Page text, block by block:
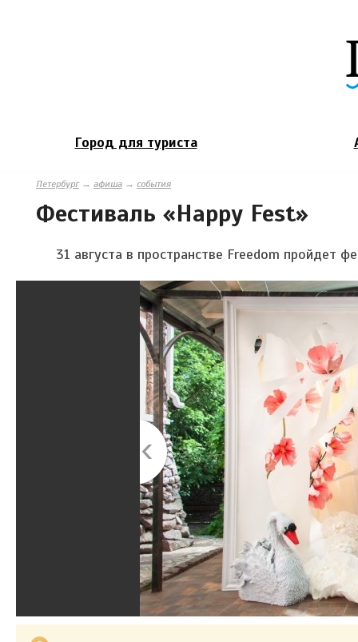
Город для туриста
Петербург→ афиша → события
Фестиваль «Happy Fest»
31 августа в пространстве Freedom пройдет